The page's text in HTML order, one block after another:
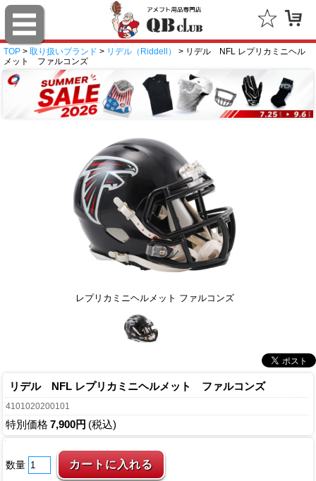
TOP > 取り扱いブランド > リデル（Riddell）
> リデル NFL レプリカミニヘル
メット ファルコンズ
レプリカミニヘルメット ファルコンズ
リデル NFL レプリカミニヘルメット ファルコンズ
4101020200101
特別価格 7,900円 (税込)
数量